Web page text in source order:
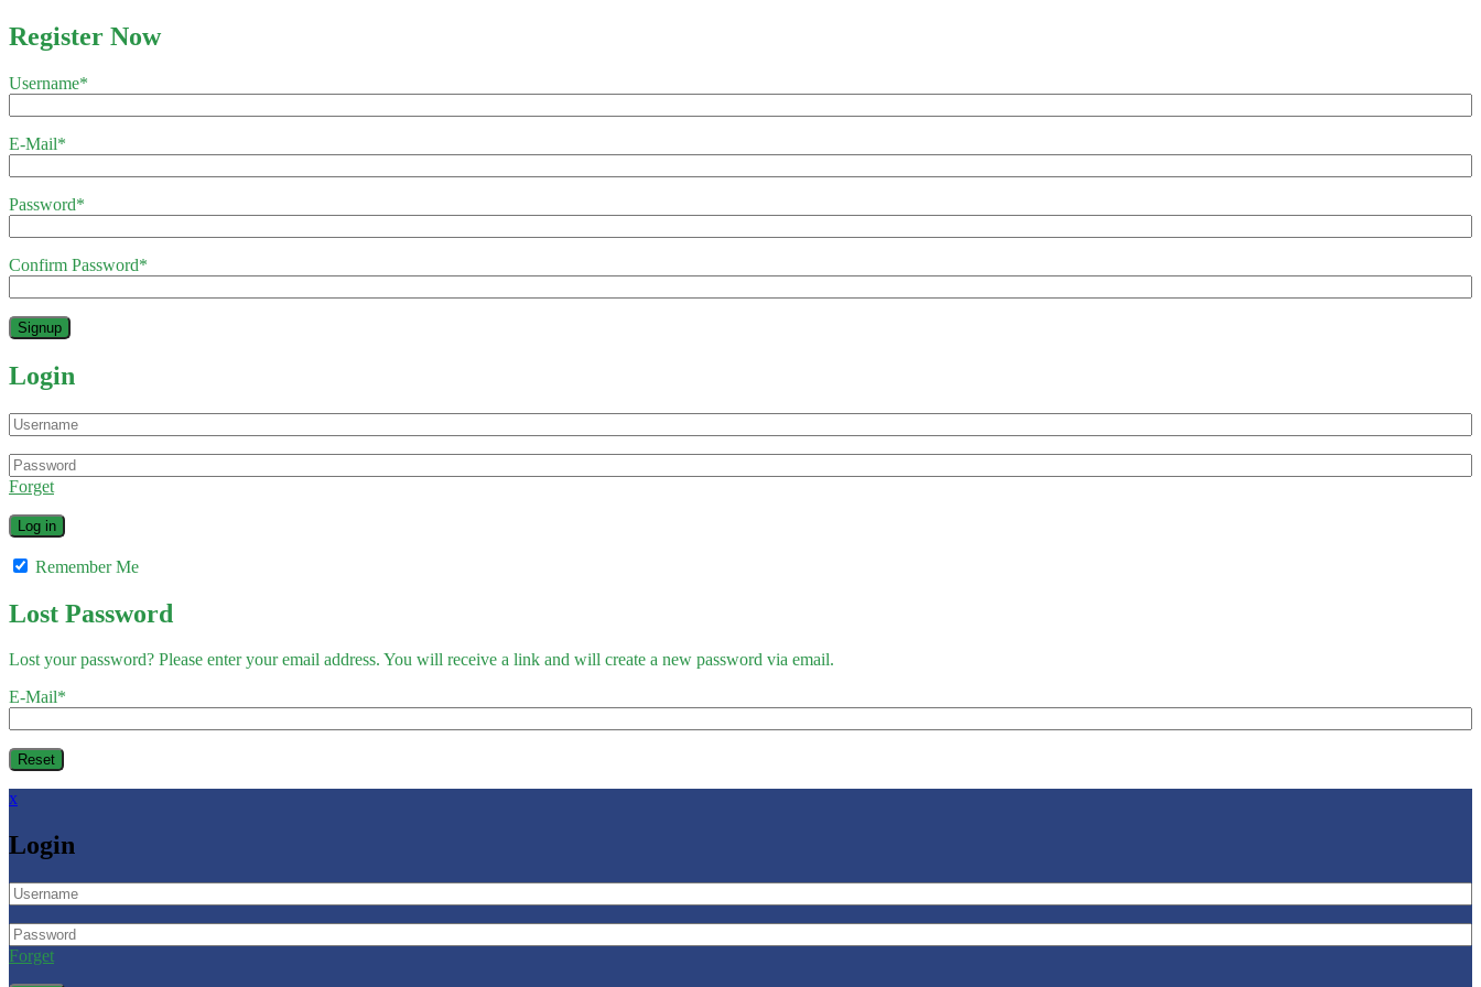
Register Now
Username*
E-Mail*
Password*
Confirm Password*
Login
Forget
Remember Me
Lost Password
Lost your password? Please enter your email address. You will receive a link and will create a new password via email.
E-Mail*
x
Login
Forget